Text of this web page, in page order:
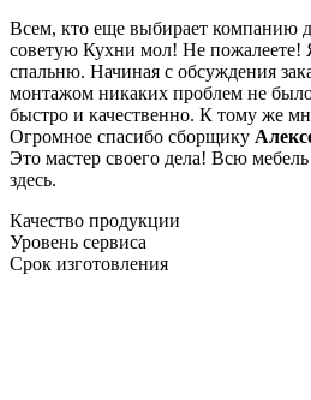
Всем, кто еще выбирает компанию
советую Кухни мол! Не пожалеете!
спальню. Начиная с обсуждения
монтажом никаких проблем не
быстро и качественно. К тому же
Огромное спасибо сборщику
Это мастер своего дела! Всю мебель
здесь.
Качество продукции
Уровень сервиса
Срок изготовления